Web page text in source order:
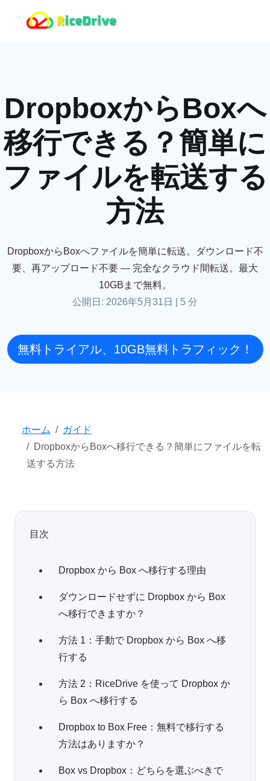
DropboxからBoxへ
移行できる？簡単に
ファイルを転送する
方法
DropboxからBoxへファイルを簡単に転送。ダウンロード不
要、再アップロード不要 — 完全なクラウド間転送。最大
10GBまで無料。
公開日: 2026年5月31日
5 分
無料トライアル、10GB無料トラフィック！
ホーム
ガイド
DropboxからBoxへ移行できる？簡単にファイルを転
送する方法
目次
Dropbox から Box へ移行する理由
ダウンロードせずに Dropbox から Box
へ移行できますか？
方法 1：手動で Dropbox から Box へ移
行する
方法 2：RiceDrive を使って Dropbox か
ら Box へ移行する
Dropbox to Box Free：無料で移行する
方法はありますか？
Box vs Dropbox：どちらを選ぶべきで